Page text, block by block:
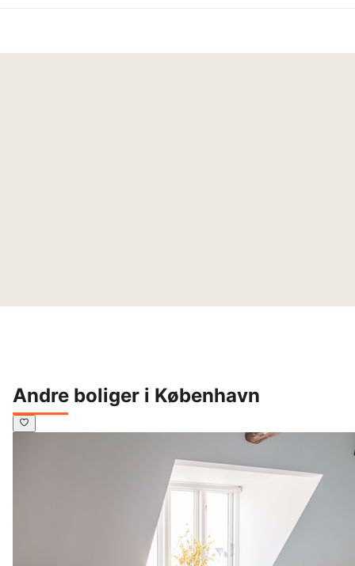
Andre boliger i København